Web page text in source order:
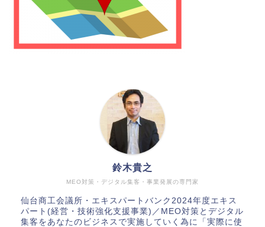
MEO対策・デジタル集客・事業発展の専門家
鈴木貴之
仙台商工会議所・エキスパートバンク2024年度エキス
パート(経営・技術強化支援事業)／MEO対策とデジタル
集客をあなたのビジネスで実施していく為に「実際に使